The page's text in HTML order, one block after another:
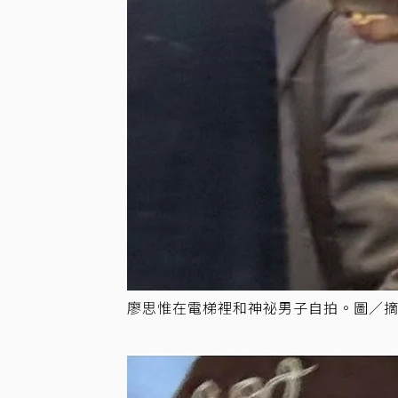
廖思惟在電梯裡和神祕男子自拍。圖／